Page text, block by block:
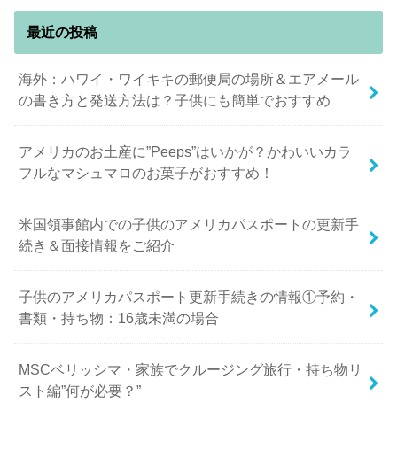
最近の投稿
海外：ハワイ・ワイキキの郵便局の場所＆エアメール
の書き方と発送方法は？子供にも簡単でおすすめ
アメリカのお土産に”Peeps”はいかが？かわいいカラ
フルなマシュマロのお菓子がおすすめ！
米国領事館内での子供のアメリカパスポートの更新手
続き＆面接情報をご紹介
子供のアメリカパスポート更新手続きの情報①予約・
書類・持ち物：16歳未満の場合
MSCベリッシマ・家族でクルージング旅行・持ち物リ
スト編”何が必要？”